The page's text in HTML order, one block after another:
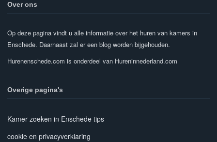
Over ons
Op deze pagina vindt u alle informatie over het huren van kamers in
Enschede. Daarnaast zal er een blog worden bijgehouden.
Hurenenschede.com is onderdeel van Hureninnederland.com
Overige pagina's
Kamer zoeken in Enschede tips
cookie en privacyverklaring